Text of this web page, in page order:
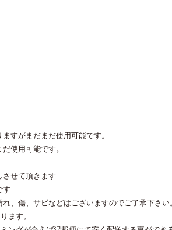
すがまだまだ使用可能です。
使用可能です。
せて頂きます
す
、傷、サビなどはございますのでご了承下さい
ます。